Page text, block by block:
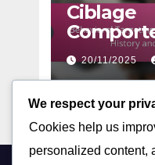
Ciblage
Actions
20/11/2025
We respect your
Cookies help us
personalized content,